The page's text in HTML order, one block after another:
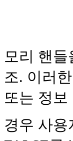
모리 핸들
조. 이러
또는 정
경우 사용